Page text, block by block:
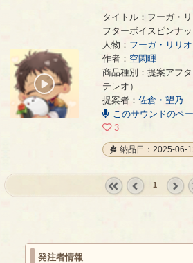
フーガ・リリオの空閑暉による提案アフター
00:24
タイトル：フーガ・
フターボイスピンナ
人物： フーガ・リリオ
作者： 空閑暉
商品種別：提案アフ
テレオ）
提案者： 佐倉・望乃
このサウンドのペ
3
納品日：2025-06-
1
発注者情報